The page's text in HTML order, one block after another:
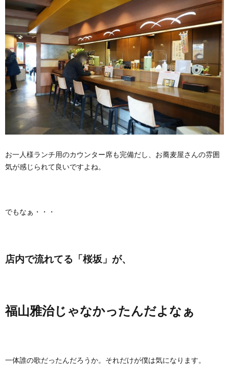
お一人様ランチ用のカウンター席も完備だし、お蕎麦屋さんの雰囲
気が感じられて良いですよね。
でもなぁ・・・
店内で流れてる「桜坂」が、
福山雅治じゃなかったんだよなぁ
一体誰の歌だったんだろうか。それだけが僕は気になります。